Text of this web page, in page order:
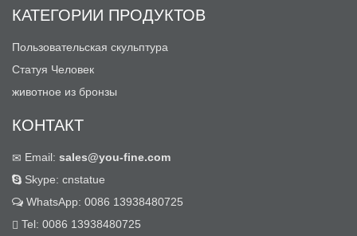
КАТЕГОРИИ ПРОДУКТОВ
Пользовательская скульптура
Статуя Человек
животное из бронзы
КОНТАКТ
Email: sales@you-fine.com
Skype: cnstatue
WhatsApp: 0086 13938480725
Tel: 0086 13938480725